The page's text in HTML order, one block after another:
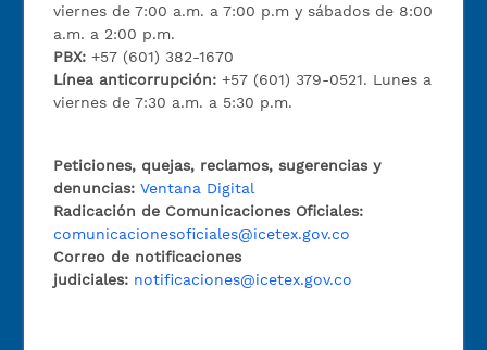
viernes de 7:00 a.m. a 7:00 p.m y sábados de 8:00
a.m. a 2:00 p.m.
PBX:+57 (601) 382-1670
Línea anticorrupción:+57 (601) 379-0521. Lunes a
viernes de 7:30 a.m. a 5:30 p.m.
Peticiones, quejas, reclamos, sugerencias y
denuncias: Ventana Digital
Radicación de Comunicaciones Oficiales:
comunicacionesoficiales@icetex.gov.co
Correo de notificaciones
judiciales: notificaciones@icetex.gov.co